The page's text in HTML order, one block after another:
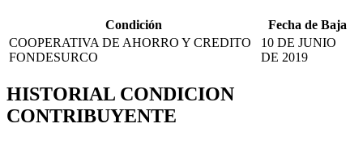
Condición
Fecha de Baja
COOPERATIVA DE AHORRO Y CREDITO
FONDESURCO
10 DE JUNIO
DE 2019
HISTORIAL CONDICION
CONTRIBUYENTE